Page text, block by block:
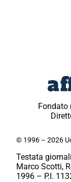
Fondato
© 1996 – 2026
Testata
Marco Scotti,
1996 – P.I.